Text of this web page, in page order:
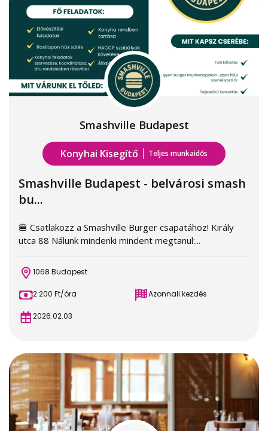
Smashville Budapest
Konyhai Kisegítő Teljes munkaidős
Smashville Budapest - belvárosi smash
bu...
🍔 Csatlakozz a Smashville Burger csapatához! Király
utca 88 Nálunk mindenki mindent megtanul:...
1068 Budapest
2 200 Ft/óra Azonnali kezdés
2026.02.03